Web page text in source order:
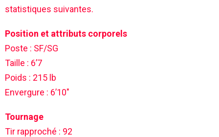
statistiques suivantes.
Position et attributs corporels
Poste : SF/SG
Taille : 6’7
Poids : 215 lb
Envergure : 6’10″
Tournage
Tir rapproché : 92